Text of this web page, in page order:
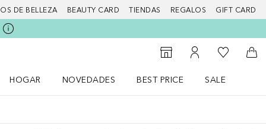
DE BELLEZA BEAUTY CARD TIENDAS REGALOS GIFT CARD
Al Storefinder
Mi cuenta
Mi lista de
A
HOGAR
NOVEDADES
BEST PRICE
SALE